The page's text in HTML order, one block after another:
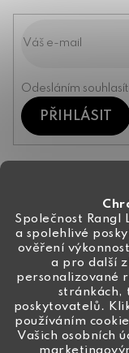
Společnost Rangl
a spolehlivé
ověření
a pro další
personalizované
stránkách,
poskytovatelů.
používáním
Vašich osobních
Odesláním
PŘIHLÁSIT
info@
+420 774